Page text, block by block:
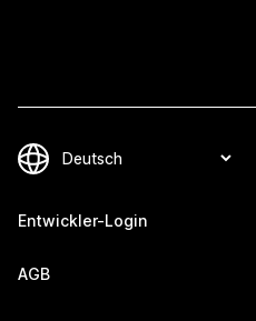
Entwickler-Login
AGB